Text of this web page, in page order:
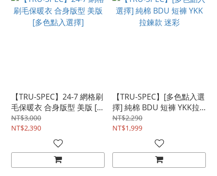
【TRU-SPEC】24-7 網格刷
毛保暖衣 合身版型 美版 [多
色點入選擇]
NT$3,000
NT$2,390
【TRU-SPEC】[多色點入選
擇] 純棉 BDU 短褲 YKK拉
鍊款 迷彩
NT$2,290
NT$1,999